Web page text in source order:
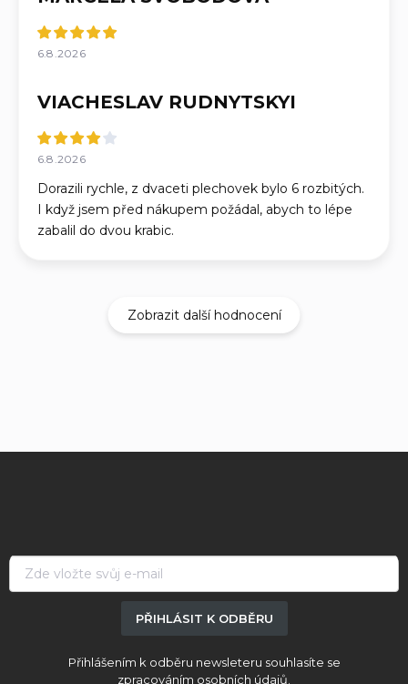
6.8.2026
VIACHESLAV RUDNYTSKYI
6.8.2026
Dorazili rychle, z dvaceti plechovek bylo 6 rozbitých.
I když jsem před nákupem požádal, abych to lépe
zabalil do dvou krabic.
Zobrazit další hodnocení
PŘIHLÁSIT K ODBĚRU
Přihlášením k odběru newsleteru souhlasíte se
zpracováním osobních údajů.